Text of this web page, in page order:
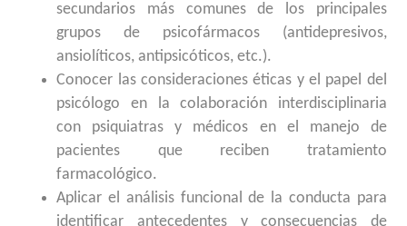
secundarios más comunes de los principales
grupos de psicofármacos (antidepresivos,
ansiolíticos, antipsicóticos, etc.).
Conocer las consideraciones éticas y el papel del
psicólogo en la colaboración interdisciplinaria
con psiquiatras y médicos en el manejo de
pacientes que reciben tratamiento
farmacológico.
Aplicar el análisis funcional de la conducta para
identificar antecedentes y consecuencias de